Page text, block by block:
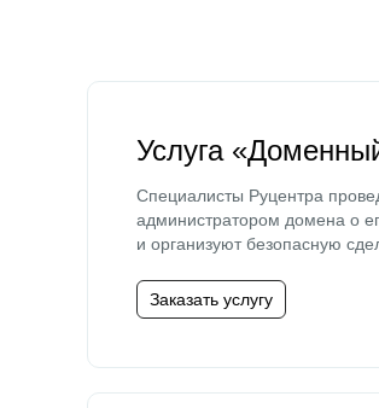
Услуга
Специалисты Руцентра
администратором домена о
и организуют безопасную
Заказать услугу